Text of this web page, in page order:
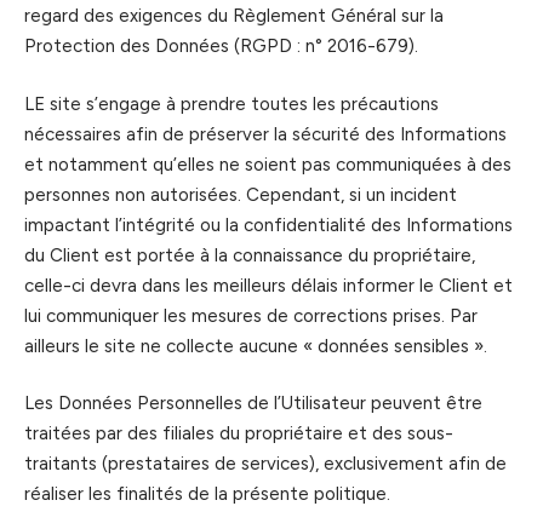
regard des exigences du Règlement Général sur la
Protection des Données (RGPD : n° 2016-679).
LE site s’engage à prendre toutes les précautions
nécessaires afin de préserver la sécurité des Informations
et notamment qu’elles ne soient pas communiquées à des
personnes non autorisées. Cependant, si un incident
impactant l’intégrité ou la confidentialité des Informations
du Client est portée à la connaissance du propriétaire,
celle-ci devra dans les meilleurs délais informer le Client et
lui communiquer les mesures de corrections prises. Par
ailleurs le site ne collecte aucune « données sensibles ».
Les Données Personnelles de l’Utilisateur peuvent être
traitées par des filiales du propriétaire et des sous-
traitants (prestataires de services), exclusivement afin de
réaliser les finalités de la présente politique.